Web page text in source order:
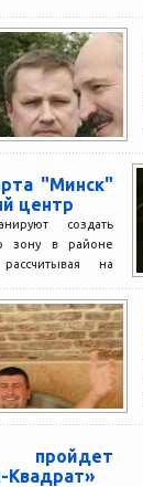
"Минск"
центр
создать
зону в районе
на
спорта и
Квадрат»